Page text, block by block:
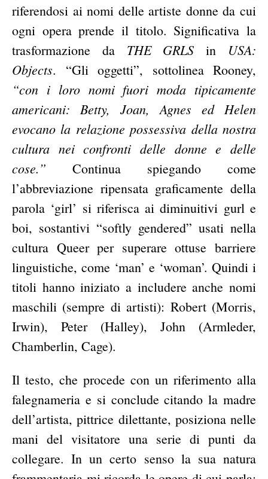
riferendosi ai nomi delle artiste donne da cui
ogni opera prende il titolo. Significativa la
trasformazione da THE GRLS in USA:
Objects. “Gli oggetti”, sottolinea Rooney,
“con i loro nomi fuori moda tipicamente
americani: Betty, Joan, Agnes ed Helen
evocano la relazione possessiva della nostra
cultura nei confronti delle donne e delle
cose.” Continua spiegando come
l’abbreviazione ripensata graficamente della
parola ‘girl’ si riferisca ai diminuitivi gurl e
boi, sostantivi “softly gendered” usati nella
cultura Queer per superare ottuse barriere
linguistiche, come ‘man’ e ‘woman’. Quindi i
titoli hanno iniziato a includere anche nomi
maschili (sempre di artisti): Robert (Morris,
Irwin), Peter (Halley), John (Armleder,
Chamberlin, Cage).
Il testo, che procede con un riferimento alla
falegnameria e si conclude citando la madre
dell’artista, pittrice dilettante, posiziona nelle
mani del visitatore una serie di punti da
collegare. In un certo senso la sua natura